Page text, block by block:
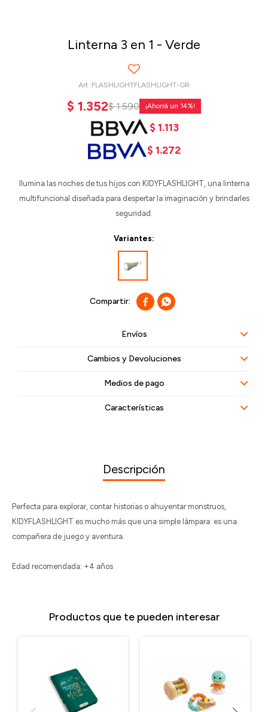
Linterna 3 en 1 - Verde
FLASHLIGHTFLASHLIGHT-GR
$ 1.352$ 1.590 14
$ 1.113
$ 1.272
Ilumina las noches de tus hijos con KIDYFLASHLIGHT, una linterna
multifuncional diseñada para despertar la imaginación y brindarles
seguridad.
Variantes:
 
Envíos
Cambios y Devoluciones
Medios de pago
Características
Descripción
Perfecta para explorar, contar historias o ahuyentar monstruos,
KIDYFLASHLIGHT es mucho más que una simple lámpara: es una
compañera de juego y aventura.
Edad recomendada: +4 años
Productos que te pueden interesar